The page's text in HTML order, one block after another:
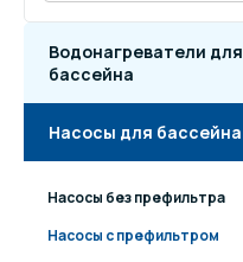
Водонагреватели для
бассейна
Насосы для бассейна
Насосы без префильтра
Насосы с префильтром